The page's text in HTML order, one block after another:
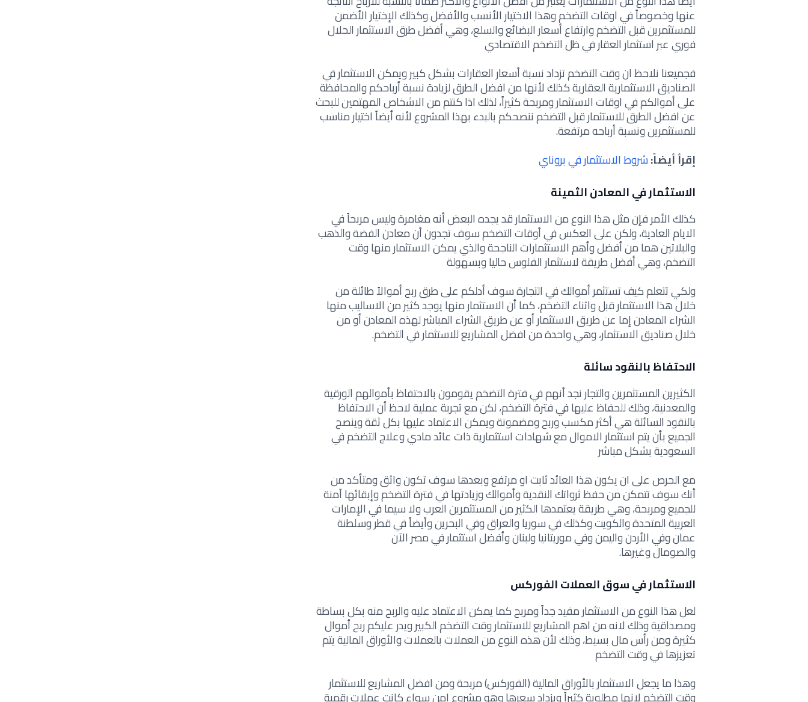
عنها وخصوصاً في اوقات التضخم وهذا الاختيار الأنسب والأفضل وكذلك الإختيار الأضمن
للمستثمرين قبل التضخم وارتفاع أسعار البضائعوالسلع، وهيأفضل طرق الاستثمار الحلال
فوري عبراستثمار العقار في ظل التضخم الاقتصادي
فجميعنا نلاحظ ان وقت التضخم تزداد نسبة أسعار العقارات بشكل كبير ويمكن الاستثمار في
الصناديق الاستثمارية العقارية كذلك لأنها من افضل الطرق لزيادة نسبة أرباحكم والمحافظة
على أموالكم في اوقات الاستثمار ومربحة كثيراً، لذلك اذا كنتم من الاشخاص المهتمين للبحث
عن افضل الطرق للاستثمار قبل التضخم ننصحكم بالبدء بهذا المشروع لأنه أيضاً اختيار مناسب
للمستثمرين ونسبة أرباحه مرتفعة.
إقرأ أيضاً:شروط الاستثمار في بروناي
الاستثمار في المعادن الثمينة
كذلك الأمر فإن مثل هذا النوع من الاستثمار قد يجده البعض أنه مغامرة وليس مربحاً في
الايام العادية، ولكن على العكس في أوقات التضخم سوف تجدون أن معادن الفضة والذهب
والبلاتين هما من أفضل وأهم الاستثمارات الناجحة والذي يمكن الاستثمار منها وقت
التضخم، وهيأفضل طريقة لاستثمار الفلوس حاليا وبسهولة
ولكي تتعلمكيف تستثمر أموالك في التجارةسوف أدلكم على طرق ربح أموالاً طائلة من
خلال هذا الاستثمار قبل واثناء التضخم، كما أن الاستثمار منها يوجد كثير من الاساليب منها
الشراء المعادن إما عن طريق الاستثمار أو عن طريق الشراء المباشر لهذه المعادن أو من
خلال صناديق الاستثمار، وهي واحدة من افضل المشاريع للاستثمار في التضخم.
الاحتفاظ بالنقود سائلة
الكثيرين المستثمرين والتجار نجد أنهم في فترة التضخم يقومون بالاحتفاظ بأموالهم الورقية
والمعدنية، وذلك للحفاظ عليها في فترة التضخم، لكن مع تجربة عملية لاحظ أن الاحتفاظ
بالنقود السائلة هي أكثر مكسب وربح ومضمونة ويمكن الاعتماد عليها بكل ثقة وينصح
الجميع بأن يتم استثمار الاموال مع شهادات استثمارية ذات عائد مادي وعلاج التضخم في
السعودية بشكل مباشر
مع الحرص على ان يكون هذا العائد ثابت او مرتفع وبعدها سوف تكون واثق ومتأكد من
أنك سوف تتمكن من حفظ ثرواتك النقدية وأموالك وزيادتها في فترة التضخم وإبقائها آمنة
للجميع ومربحة، وهي طريقة يعتمدها الكثير من المستثمرين العرب ولا سيما في الإمارات
العربية المتحدة والكويت وكذلك في سوريا والعراق وفي البحرين وأيضاً في قطر وسلطنة
عمان وفي الأردن واليمن وفي موريتانيا ولبنان وأفضل استثمار في مصر الآن
والصومالوغيرها.
الاستثمار في سوق العملات الفوركس
لعل هذا النوع من الاستثمار مفيد جداً ومربح كما يمكن الاعتماد عليه والربح منه بكل بساطة
ومصداقية وذلك لانه من اهم المشاريع للاستثمار وقت التضخم الكبير ويدر عليكم ربح أموال
كثيرة ومن رأس مال بسيط، وذلك لأن هذه النوع من العملات بالعملات والأوراق المالية يتم
تعزيزها في وقت التضخم
وهذا ما يجعل الاستثمار بالأوراق المالية (الفوركس) مربحة ومن افضل المشاريع للاستثمار
وقت التضخم لانها مطلوبة كثيراً ويزداد سعرها وهو مشروع امن سواء كانت عملات رقمية